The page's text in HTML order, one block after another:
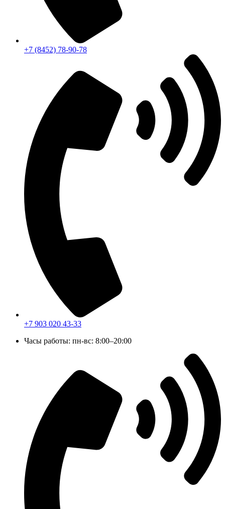
+7 (8452) 78-90-78
+7 903 020 43-33
Часы работы: пн-вс: 8:00–20:00